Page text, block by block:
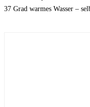
37 Grad warmes Wasser –